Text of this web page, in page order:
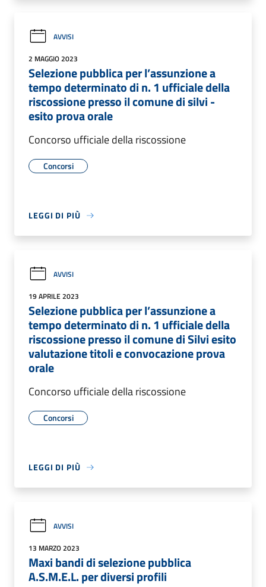
AVVISI
2 MAGGIO 2023
Selezione pubblica per l’assunzione a
tempo determinato di n. 1 ufficiale della
riscossione presso il comune di silvi -
esito prova orale
Concorso ufficiale della riscossione
Concorsi
LEGGI DI PIÙ
AVVISI
19 APRILE 2023
Selezione pubblica per l’assunzione a
tempo determinato di n. 1 ufficiale della
riscossione presso il comune di Silvi esito
valutazione titoli e convocazione prova
orale
Concorso ufficiale della riscossione
Concorsi
LEGGI DI PIÙ
AVVISI
13 MARZO 2023
Maxi bandi di selezione pubblica
A.S.M.E.L. per diversi profili